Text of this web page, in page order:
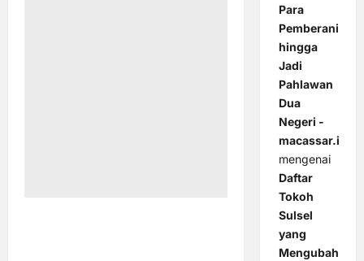
Para
Pemberani
hingga
Jadi
Pahlawan
Dua
Negeri -
macassar.id
mengenai
Daftar
Tokoh
Sulsel
yang
Mengubah